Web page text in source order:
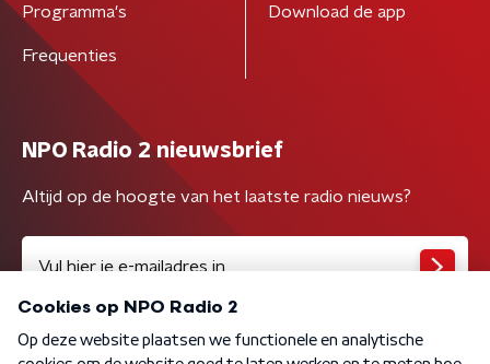
Programma's
Frequenties
Download de app
NPO Radio 2 nieuwsbrief
Altijd op de hoogte van het laatste radio nieuws?